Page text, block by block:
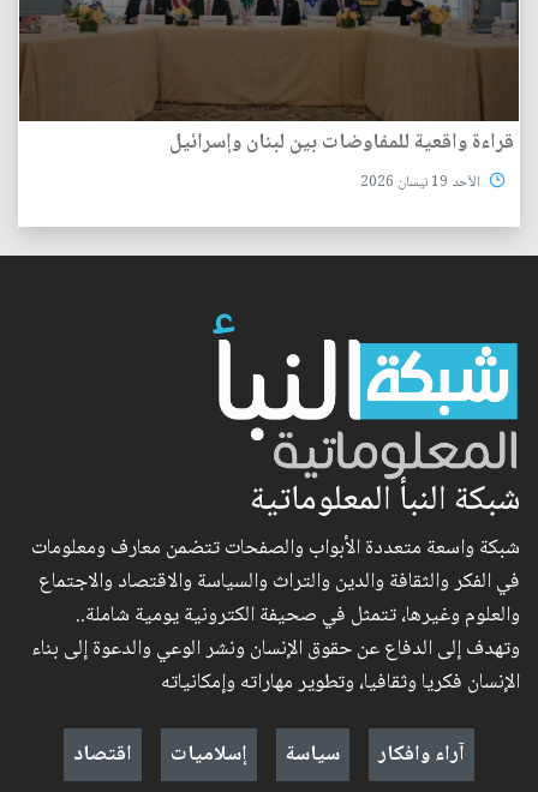
قراءة واقعية للمفاوضات بين لبنان وإسرائيل
الأحد 19 نيسان 2026
شبكة النبأ المعلوماتية
شبكة واسعة متعددة الأبواب والصفحات تتضمن معارف ومعلومات
في الفكر والثقافة والدين والتراث والسياسة والاقتصاد والاجتماع
والعلوم وغيرها، تتمثل في صحيفة الكترونية يومية شاملة..
وتهدف إلى الدفاع عن حقوق الإنسان ونشر الوعي والدعوة إلى بناء
الإنسان فكريا وثقافيا، وتطوير مهاراته وإمكانياته
آراء وافكار
سياسة إسلاميات اقتصاد